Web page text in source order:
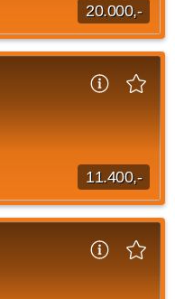
20.000,-
Har i brug for en
forsikringsskade, vil
11.400,-
villa på 180 m²,
i et roligt villakvarter